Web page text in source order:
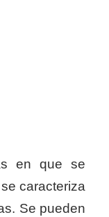
en que se
caracteriza
Se pueden